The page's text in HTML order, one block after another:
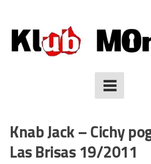
to
content
Knab Jack – Cichy
Las Brisas 19/2011